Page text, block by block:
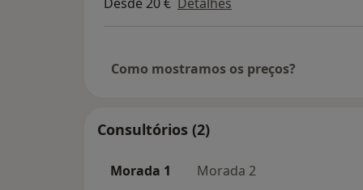
Desde 20 € Detalhes
Como mostramos os preços?
Consultórios (2)
Morada 1 Morada 2